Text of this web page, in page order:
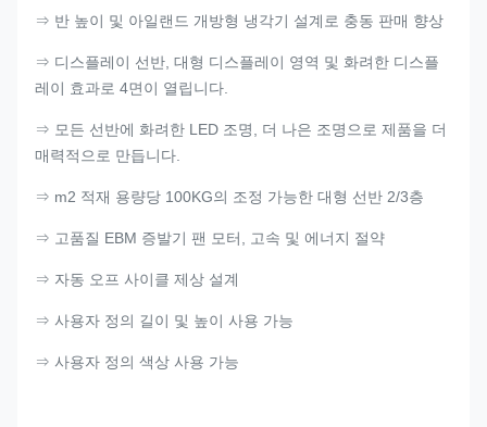
⇒ 반 높이 및 아일랜드 개방형 냉각기 설계로 충동 판매 향상
⇒ 디스플레이 선반, 대형 디스플레이 영역 및 화려한 디스플
레이 효과로 4면이 열립니다.
⇒ 모든 선반에 화려한 LED 조명, 더 나은 조명으로 제품을 더
매력적으로 만듭니다.
⇒ m2 적재 용량당 100KG의 조정 가능한 대형 선반 2/3층
⇒ 고품질 EBM 증발기 팬 모터, 고속 및 에너지 절약
⇒ 자동 오프 사이클 제상 설계
⇒ 사용자 정의 길이 및 높이 사용 가능
⇒ 사용자 정의 색상 사용 가능